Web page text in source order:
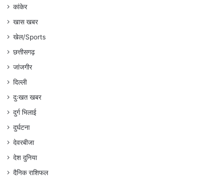
कांकेर
खास खबर
खेल/Sports
छत्तीसगढ़
जांजगीर
दिल्ली
दुःखत खबर
दुर्ग भिलाई
दुर्घटना
देवरबीजा
देश दुनिया
दैनिक राशिफल